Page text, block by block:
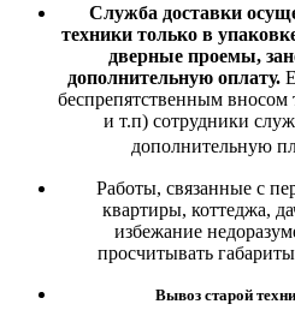
Служба доставки
техники только в
дверные проемы,
дополнительную оплату.
беспрепятственным
и т.п) сотрудники
дополнительную
Работы, связанные с
квартиры, коттеджа,
избежание
просчитывать
Вывоз старой